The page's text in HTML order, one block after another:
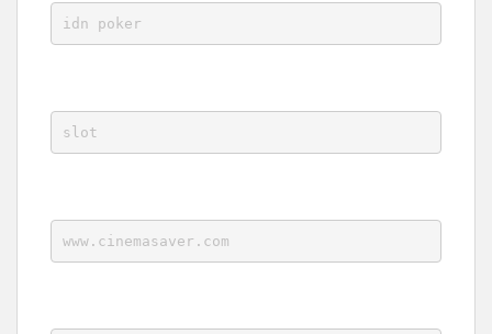
idn poker
slot
www.cinemasaver.com